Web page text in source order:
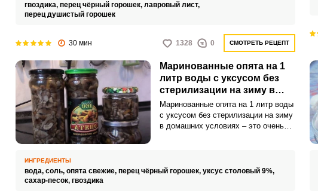
гвоздика, перец чёрный горошек, лавровый лист,
перец душистый горошек
30 мин 1328 0 СМОТРЕТЬ РЕЦЕПТ
Маринованные опята на 1
литр воды с уксусом без
стерилизации на зиму в
домашних условиях
Маринованные опята на 1 литр воды
с уксусом без стерилизации на зиму
в домашних условиях – это очень
обычно растут большими кучками, и
ИНГРЕДИЕНТЫ
вода, соль, опята свежие, перец чёрный горошек, уксус столовый 9%,
сахар-песок, гвоздика